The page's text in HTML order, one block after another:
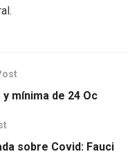
mínima de 24 Oc
sobre Covid: Fauci